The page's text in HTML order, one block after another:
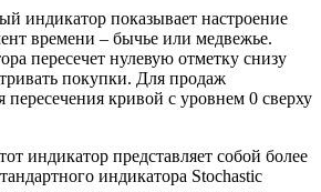
индикатор показывает настроение
времени – бычье или медвежье.
пересечет нулевую отметку снизу
покупки. Для продаж
пересечения кривой с уровнем 0 сверху
индикатор представляет собой более
индикатора Stochastic